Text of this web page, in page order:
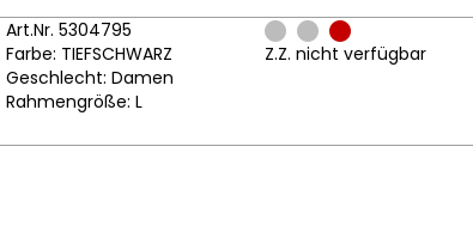
Art.Nr. 5304795
Farbe: TIEFSCHWARZ
Geschlecht: Damen
Rahmengröße: L
Z.Z. nicht verfügbar